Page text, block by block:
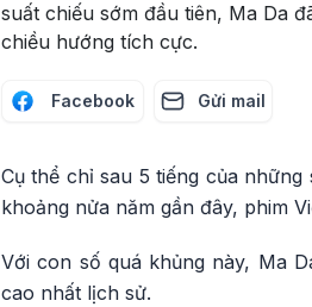
suất chiếu sớm đầu tiên, Ma Da
chiều hướng tích cực.
Facebook Gửi mail
Cụ thể chỉ sau 5 tiếng của
khoảng nửa năm gần đây, phim
Với con số quá khủng này, Ma
cao nhất lịch sử.